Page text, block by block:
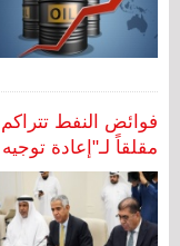
فوائض النفط تتراكم
مقلقاً لـ"إعادة